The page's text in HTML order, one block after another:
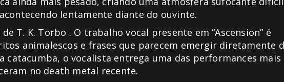
lentamente diante do ouvinte.
T. K. Torbo . O trabalho vocal presente em “Ascension” é
animalescos e frases que parecem emergir diretamente
catacumba, o vocalista entrega uma das performances mais
no death metal recente.